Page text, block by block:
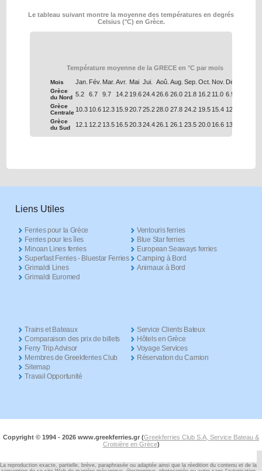
Le tableau suivant montre la moyenne des températures en degrés
Celsius (°C) en Grèce.
Température moyenne de la GRECE en °C par mois
Mois Jan. Fév. Mar. Avr. Mai Jui. Aoû. Aug. Sep. Oct. Nov. Déc.
Grèce
du Nord 5.2 6.7 9.7 14.2 19.624.426.6 26.0 21.8 16.2 11.0 6.9
Grèce
Centrale 10.3 10.6 12.3 15.920.725.228.0 27.8 24.2 19.5 15.4 12.0
Grèce
du Sud
12.1 12.2 13.5 16.520.324.426.1 26.1 23.5 20.0 16.6 13.7
Liens Utiles
Ferries pour la Grèce
Ferries pour les îles
Minoan Lines ferries
Superfast Ferries - Bluestar Ferries
Grimaldi Lines
Grimaldi Euromed
Ventouris ferries
Blue Star ferries
European Seaways ferries
Camping à Bord
Animaux à Bord
Trains et Bateaux
Comparaison des prix de billets
Ferry Trip Advisor
Membres de Greekferries Club
Sitemap
Travail Opportunité
Service Clients Bateux
Hôtels en Grèce
Voyage Services
Réservation du Camion
Copyright © 1994 - 2026 www.greekferries.gr (Greekferries Club S.A, Service Bateau &
Croisière en Grèce)
La reproduction exacte, partielle, brève, paraphrasée ou adaptée ainsi que la réedition du contenu et de la